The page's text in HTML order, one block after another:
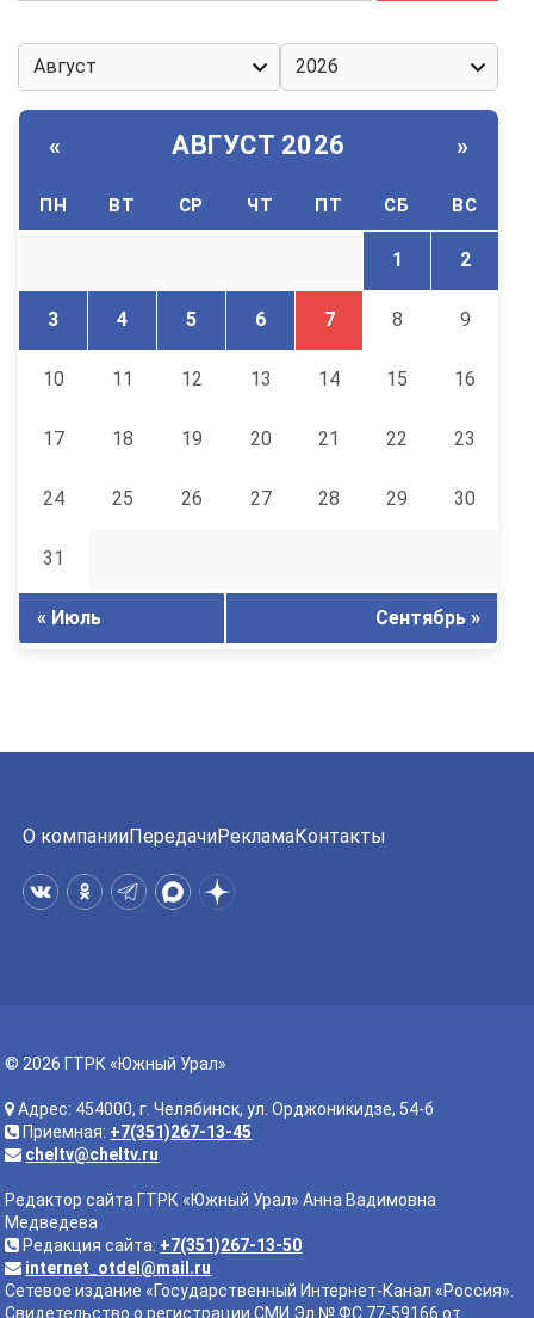
« АВГУСТ 2026 »
ПН ВТ СР ЧТ ПТ СБ ВС
1 2
3 4 5 6 7 8 9
10 11 12 13 14 15 16
17 18 19 20 21 22 23
24 25 26 27 28 29 30
31
« Июль Сентябрь »
О компанииПередачиРекламаКонтакты
© 2026 ГТРК «Южный Урал»
Адрес: 454000, г. Челябинск, ул. Орджоникидзе, 54-б
Приемная: +7(351)267-13-45
cheltv@cheltv.ru
Редактор сайта ГТРК «Южный Урал» Анна Вадимовна
Медведева
Редакция сайта: +7(351)267-13-50
internet_otdel@mail.ru
Сетевое издание «Государственный Интернет-Канал «Россия».
Свидетельство о регистрации СМИ Эл № ФС 77-59166 от